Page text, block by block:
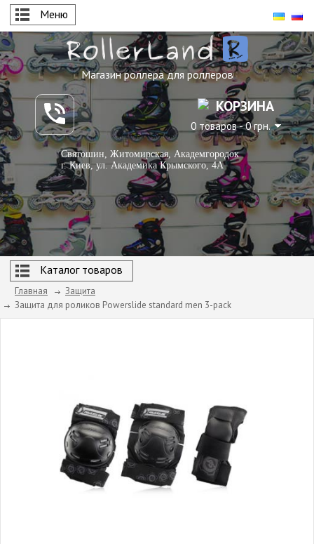
Меню
Магазин роллера для роллеров
КОРЗИНА
0 товаров - 0 грн.
Святошин, Житомирская, Академгородок
г. Киев, ул. Академика Крымского, 4А
Каталог товаров
Главная
Защита
Защита для роликов Powerslide standard men 3-pack